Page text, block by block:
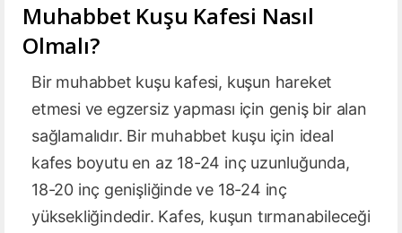
Muhabbet Kuşu Kafesi Nasıl
Olmalı?
Bir muhabbet kuşu kafesi, kuşun hareket
etmesi ve egzersiz yapması için geniş bir alan
sağlamalıdır. Bir muhabbet kuşu için ideal
kafes boyutu en az 18-24 inç uzunluğunda,
18-20 inç genişliğinde ve 18-24 inç
yüksekliğindedir. Kafes, kuşun tırmanabileceği